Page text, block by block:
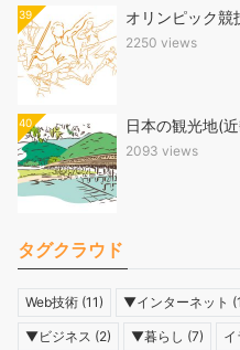
39 オリンピック競
2250 views
40 日本の観光地(
2093 views
タグクラウド
Web技術 (11) ▼インターネット
▼ビジネス (2) ▼暮らし (7)